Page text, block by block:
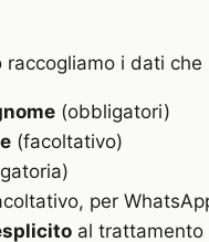
raccogliamo i dati che
(obbligatori)
(facoltativo)
per
al